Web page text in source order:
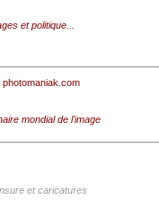
et politique...
mondial de l'image
et caricatures